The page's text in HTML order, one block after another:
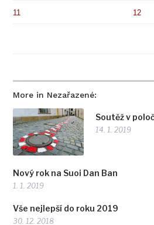
More in Nezařazené:
Soutěž v
14. 1. 2019
Nový rok na Suoi Dan Ban
1. 1. 2019
Vše nejlepší do roku 2019
30. 12. 2018
11 12